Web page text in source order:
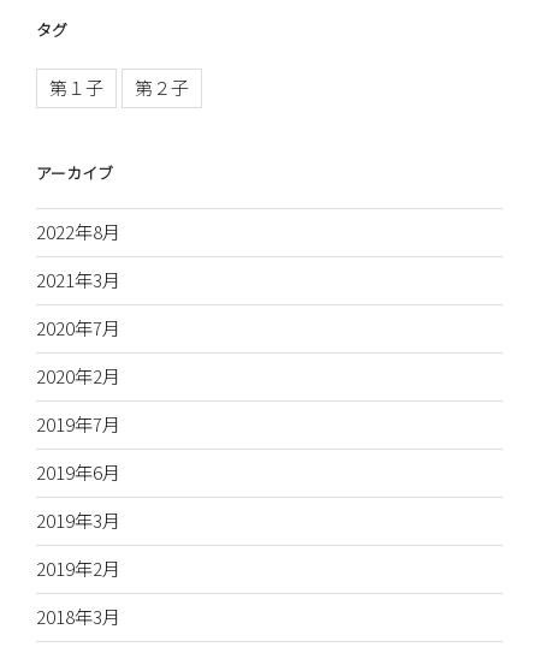
タグ
第１子 第２子
アーカイブ
2022年8月
2021年3月
2020年7月
2020年2月
2019年7月
2019年6月
2019年3月
2019年2月
2018年3月